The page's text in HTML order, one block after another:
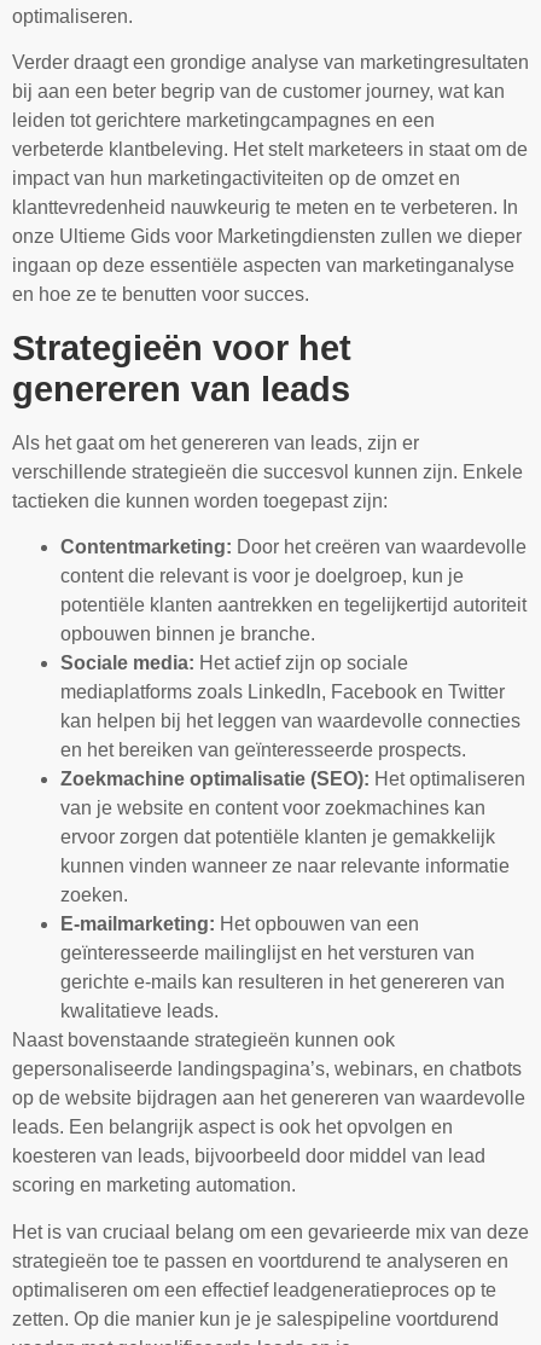
optimaliseren.
Verder draagt een grondige analyse van marketingresultaten
bij aan een beter begrip van de customer journey, wat kan
leiden tot gerichtere marketingcampagnes en een
verbeterde klantbeleving. Het stelt marketeers in staat om de
impact van hun marketingactiviteiten op de omzet en
klanttevredenheid nauwkeurig te meten en te verbeteren. In
onze Ultieme Gids voor Marketingdiensten zullen we dieper
ingaan op deze essentiële aspecten van marketinganalyse
en hoe ze te benutten voor succes.
Strategieën voor het
genereren van leads
Als het gaat om het genereren van leads, zijn er
verschillende strategieën die succesvol kunnen zijn. Enkele
tactieken die kunnen worden toegepast zijn:
Contentmarketing: Door het creëren van waardevolle
content die relevant is voor je doelgroep, kun je
potentiële klanten aantrekken en tegelijkertijd autoriteit
opbouwen binnen je branche.
Sociale media: Het actief zijn op sociale
mediaplatforms zoals LinkedIn, Facebook en Twitter
kan helpen bij het leggen van waardevolle connecties
en het bereiken van geïnteresseerde prospects.
Zoekmachine optimalisatie (SEO): Het optimaliseren
van je website en content voor zoekmachines kan
ervoor zorgen dat potentiële klanten je gemakkelijk
kunnen vinden wanneer ze naar relevante informatie
zoeken.
E-mailmarketing: Het opbouwen van een
geïnteresseerde mailinglijst en het versturen van
gerichte e-mails kan resulteren in het genereren van
kwalitatieve leads.
Naast bovenstaande strategieën kunnen ook
gepersonaliseerde landingspagina’s, webinars, en chatbots
op de website bijdragen aan het genereren van waardevolle
leads. Een belangrijk aspect is ook het opvolgen en
koesteren van leads, bijvoorbeeld door middel van lead
scoring en marketing automation.
Het is van cruciaal belang om een gevarieerde mix van deze
strategieën toe te passen en voortdurend te analyseren en
optimaliseren om een effectief leadgeneratieproces op te
zetten. Op die manier kun je je salespipeline voortdurend